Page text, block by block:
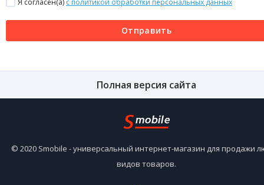
Я согласен(a) с политикой обработки персональных данных
Отправить
Полная версия сайта
© 2020 Smobile - универсальный интернет-магазин для продажи
видов товаров.